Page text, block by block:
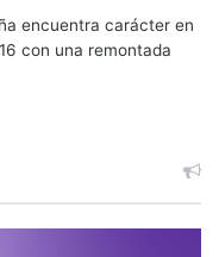
encuentra carácter en
con una remontada